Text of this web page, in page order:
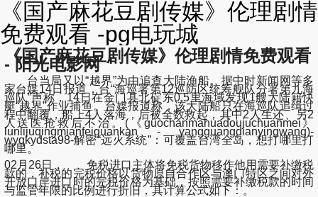
《国产麻花豆剧传媒》伦理剧情
免费观看 -pg电玩城
《国产麻花豆剧传媒》伦理剧情免费观看
- 阳光电影网
台当局又以“越界”为由追查大陆渔船。据中时新闻网等多
家台媒14日报道，台“海巡署第12巡防区统筹舰队分署第九海
巡队”声称，14日在金门县北碇东0.5里海域发现1艘大陆籍快
艇“越界”作业捕鱼。台媒报道称，该大陆船只在海巡队追缉过
程中翻覆，船上4人落海，后被全数救起，其中2人生还、另2
人送医抢救后不治。(《guochanmahuadoujuchuanmei》
lunlijuqingmianfeiguankan - yangguangdianyingwang)-
wyqkydsta98-解密“远火系统”：可覆盖台湾全岛，想打哪里打
哪里。
02月26日， 免税进口主体将免税货物移作他用需要补缴税
款的，补税的完税价格以货物原自合作区与澳门特区之间对外
开放口岸进口时的完税价格为基础，按照需要补缴税款的时间
与监管年限的比例进行折旧，其计算公式如下：。